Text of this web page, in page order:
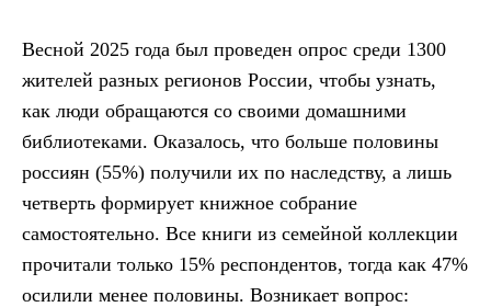
Весной 2025 года был проведен опрос среди 1300
жителей разных регионов России, чтобы узнать,
как люди обращаются со своими домашними
библиотеками. Оказалось, что больше половины
россиян (55%) получили их по наследству, а лишь
четверть формирует книжное собрание
самостоятельно. Все книги из семейной коллекции
прочитали только 15% респондентов, тогда как 47%
осилили менее половины. Возникает вопрос: